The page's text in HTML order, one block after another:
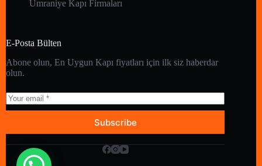
Ümraniye Kapı Firmaları
E-Posta Bülten
Abone olun, En Uygun Kapı fiyatları için ilk siz haberdar
olun.
Subscribe